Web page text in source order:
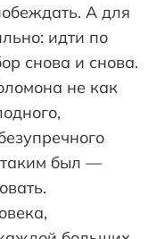
А для
идти по
снова и снова.
не как
таким был —